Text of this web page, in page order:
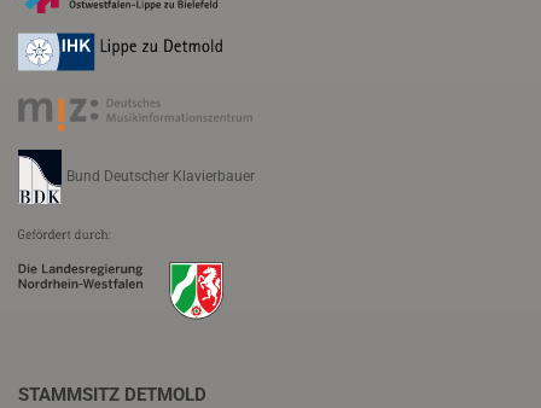
Bund Deutscher Klavierbauer
STAMMSITZ DETMOLD